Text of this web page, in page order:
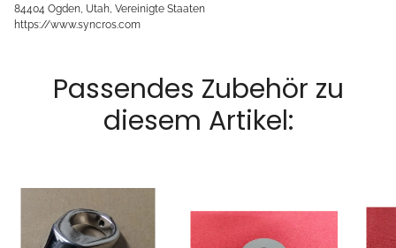
84404 Ogden, Utah, Vereinigte Staaten
https://www.syncros.com
Passendes Zubehör zu
diesem Artikel: